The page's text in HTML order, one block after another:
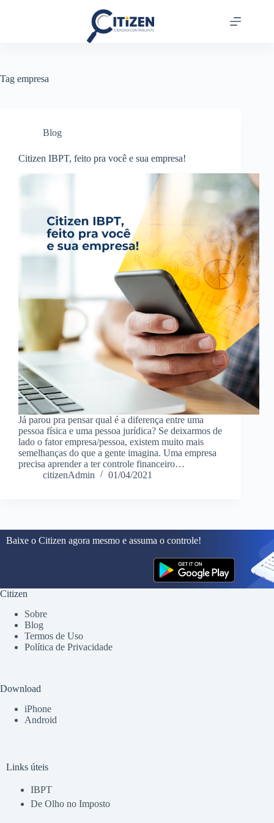
Tag empresa
Blog
Citizen IBPT, feito pra você e sua empresa!
Já parou pra pensar qual é a diferença entre uma
pessoa física e uma pessoa jurídica? Se deixarmos de
lado o fator empresa/pessoa, existem muito mais
semelhanças do que a gente imagina. Uma empresa
precisa aprender a ter controle financeiro…
citizenAdmin
01/04/2021
Baixe o Citizen agora mesmo e assuma o controle!
Citizen
Sobre
Blog
Termos de Uso
Política de Privacidade
Download
iPhone
Android
Links úteis
IBPT
De Olho no Imposto